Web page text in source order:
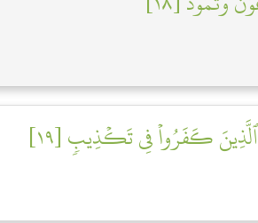
كَفَرُواْ فِي تَكۡذِيبٖ [١٩]